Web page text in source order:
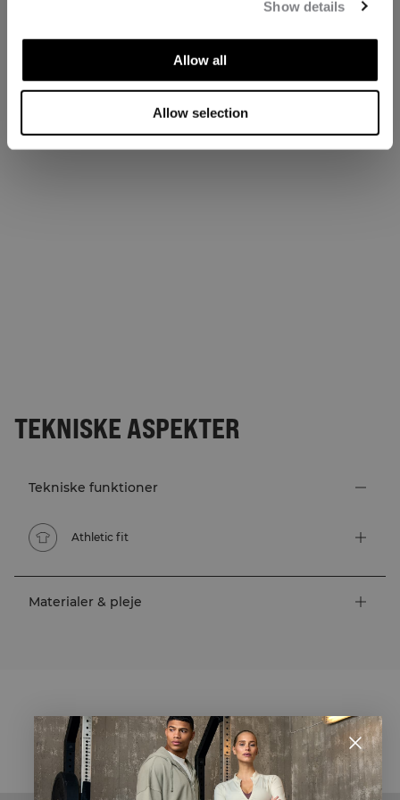
Show details
Allow all
Allow selection
TEKNISKE ASPEKTER
Tekniske funktioner
Athletic fit
Materialer & pleje
STYLE WITH